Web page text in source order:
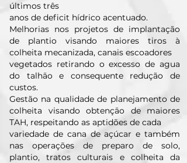
últimos três
anos de deficit hídrico acentuado.
Melhorias nos projetos de implantação
de plantio visando maiores tiros à
colheita mecanizada, canais escoadores
vegetados retirando o excesso de agua
do talhāo e consequente redução de
custos.
Gestão na qualidade de planejamento de
colheita visando obtençāo de maiores
TAH, respeitando as aptidões de cada
variedade de cana de açúcar e também
nas operações de preparo de solo,
plantio, tratos culturais e colheita da